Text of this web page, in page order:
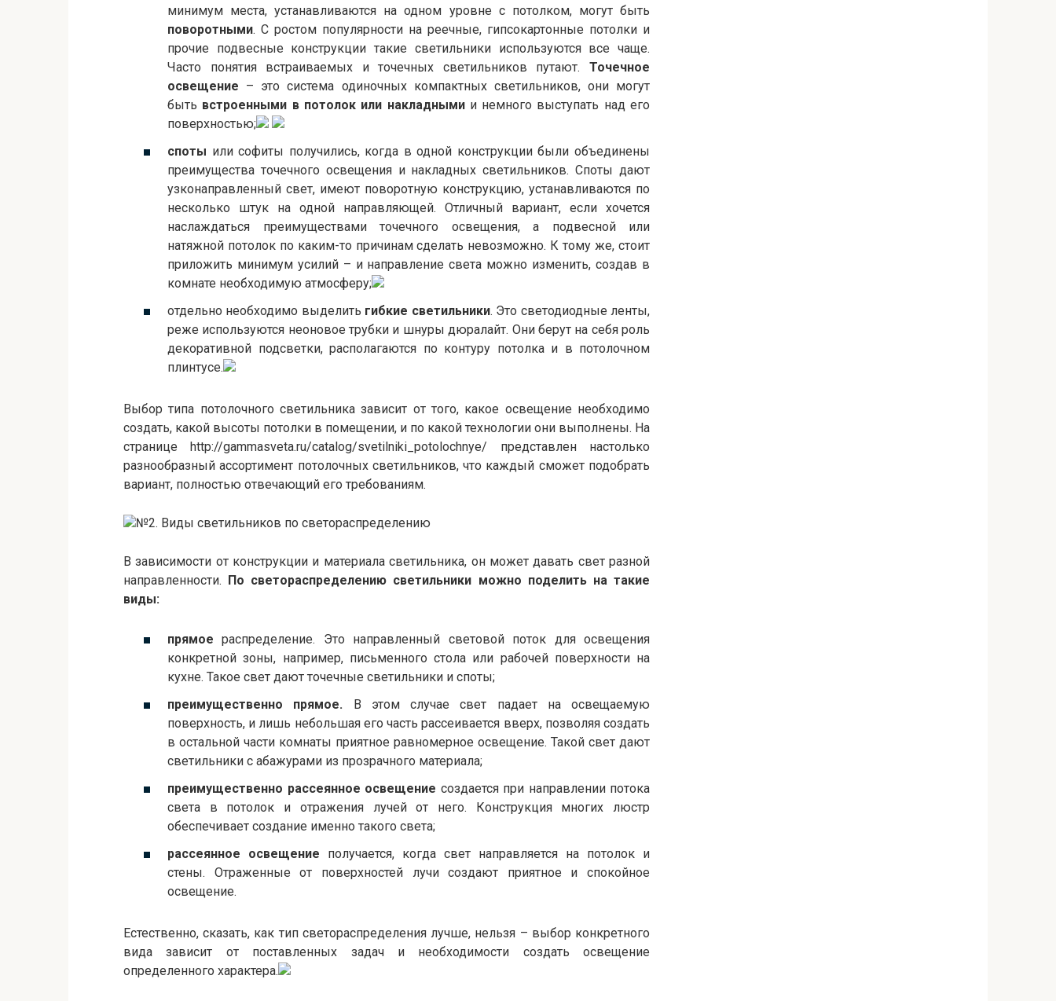
минимум места, устанавливаются на одном уровне с потолком, могут быть
поворотными. С ростом популярности на реечные, гипсокартонные потолки и
прочие подвесные конструкции такие светильники используются все чаще.
Часто понятия встраиваемых и точечных светильников путают. Точечное
освещение – это система одиночных компактных светильников, они могут
быть встроенными в потолок или накладнымии немного выступать над его
поверхностью;
споты или софиты получились, когда в одной конструкции были объединены
преимущества точечного освещения и накладных светильников. Споты дают
узконаправленный свет, имеют поворотную конструкцию, устанавливаются по
несколько штук на одной направляющей. Отличный вариант, если хочется
наслаждаться преимуществами точечного освещения, а подвесной или
натяжной потолок по каким-то причинам сделать невозможно. К тому же, стоит
приложить минимум усилий – и направление света можно изменить, создав в
комнате необходимую атмосферу;
отдельно необходимо выделить гибкие светильники. Это светодиодные ленты,
реже используются неоновое трубки и шнуры дюралайт. Они берут на себя роль
декоративной подсветки, располагаются по контуру потолка и в потолочном
плинтусе.
Выбор типа потолочного светильника зависит от того, какое освещение необходимо
создать, какой высоты потолки в помещении, и по какой технологии они выполнены. На
странице http://gammasveta.ru/catalog/svetilniki_potolochnye/ представлен настолько
разнообразный ассортимент потолочных светильников, что каждый сможет подобрать
вариант, полностью отвечающий его требованиям.
№2. Виды светильников по светораспределению
В зависимости от конструкции и материала светильника, он может давать свет разной
направленности. По светораспределению светильники можно поделить на такие
виды:
прямоераспределение. Это направленный световой поток для освещения
конкретной зоны, например, письменного стола или рабочей поверхности на
кухне. Такое свет дают точечные светильники и споты;
преимущественно прямое. В этом случае свет падает на освещаемую
поверхность, и лишь небольшая его часть рассеивается вверх, позволяя создать
в остальной части комнаты приятное равномерное освещение. Такой свет дают
светильники с абажурами из прозрачного материала;
преимущественно рассеянное освещение создается при направлении потока
света в потолок и отражения лучей от него. Конструкция многих люстр
обеспечивает создание именно такого света;
рассеянное освещение получается, когда свет направляется на потолок и
стены. Отраженные от поверхностей лучи создают приятное и спокойное
освещение.
Естественно, сказать, как тип светораспределения лучше, нельзя – выбор конкретного
вида зависит от поставленных задач и необходимости создать освещение
определенного характера.